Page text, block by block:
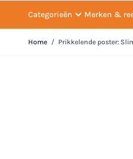
Categorieën Merken &
Home / Prikkelende poster: